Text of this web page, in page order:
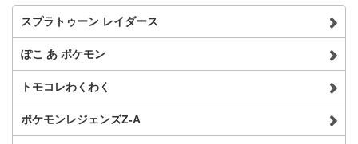
スプラトゥーン レイダース
ぽこ あ ポケモン
トモコレわくわく
ポケモンレジェンズZ-A